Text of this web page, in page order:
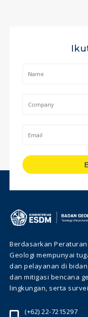
Berdasarkan Peraturan
Geologi mempunyai
dan pelayanan di
dan mitigasi bencana
lingkungan, serta
(+62) 22-7215297